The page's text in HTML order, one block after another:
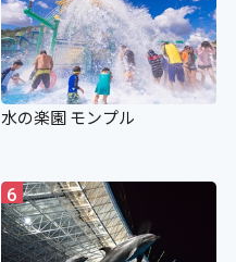
水の楽園 モンプル
6